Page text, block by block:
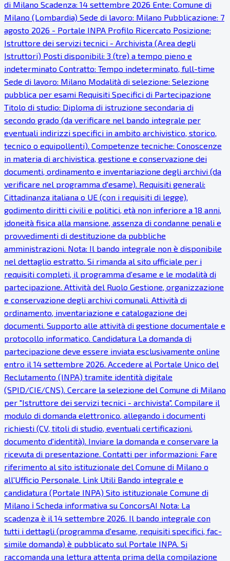
di Milano Scadenza: 14 settembre 2026 Ente: Comune di
Milano (Lombardia) Sede di lavoro: Milano Pubblicazione: 7
agosto 2026 - Portale INPA Profilo Ricercato Posizione:
Istruttore dei servizi tecnici - Archivista (Area degli
Istruttori) Posti disponibili: 3 (tre) a tempo pieno e
indeterminato Contratto: Tempo indeterminato, full-time
Sede di lavoro: Milano Modalità di selezione: Selezione
pubblica per esami Requisiti Specifici di Partecipazione
Titolo di studio: Diploma di istruzione secondaria di
secondo grado (da verificare nel bando integrale per
eventuali indirizzi specifici in ambito archivistico, storico,
tecnico o equipollenti). Competenze tecniche: Conoscenze
in materia di archivistica, gestione e conservazione dei
documenti, ordinamento e inventariazione degli archivi (da
verificare nel programma d'esame). Requisiti generali:
Cittadinanza italiana o UE (con i requisiti di legge),
godimento diritti civili e politici, età non inferiore a 18 anni,
idoneità fisica alla mansione, assenza di condanne penali e
provvedimenti di destituzione da pubbliche
amministrazioni. Nota: Il bando integrale non è disponibile
nel dettaglio estratto. Si rimanda al sito ufficiale per i
requisiti completi, il programma d'esame e le modalità di
partecipazione. Attività del Ruolo Gestione, organizzazione
e conservazione degli archivi comunali. Attività di
ordinamento, inventariazione e catalogazione dei
documenti. Supporto alle attività di gestione documentale e
protocollo informatico. Candidatura La domanda di
partecipazione deve essere inviata esclusivamente online
entro il 14 settembre 2026. Accedere al Portale Unico del
Reclutamento (INPA) tramite identità digitale
(SPID/CIE/CNS). Cercare la selezione del Comune di Milano
per "Istruttore dei servizi tecnici - archivista". Compilare il
modulo di domanda elettronico, allegando i documenti
richiesti (CV, titoli di studio, eventuali certificazioni,
documento d'identità). Inviare la domanda e conservare la
ricevuta di presentazione. Contatti per informazioni: Fare
riferimento al sito istituzionale del Comune di Milano o
all'Ufficio Personale. Link Utili Bando integrale e
candidatura (Portale INPA) Sito istituzionale Comune di
Milano ℹ Scheda informativa su ConcorsAI Nota: La
scadenza è il 14 settembre 2026. Il bando integrale con
tutti i dettagli (programma d'esame, requisiti specifici, fac-
simile domanda) è pubblicato sul Portale INPA. Si
raccomanda una lettura attenta prima della compilazione